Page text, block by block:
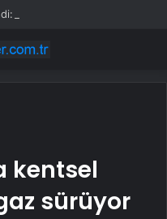
Halk tahliye edildi
kentsel
sürüyor